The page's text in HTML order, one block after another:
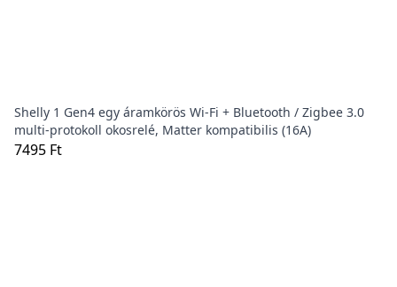
Shelly 1 Gen4 egy áramkörös Wi-Fi + Bluetooth / Zigbee 3.0
multi-protokoll okosrelé, Matter kompatibilis (16A)
7495 Ft